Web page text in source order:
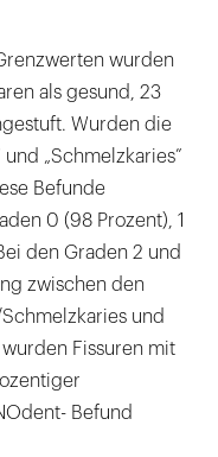
wurden
als gesund, 23
Wurden die
„Schmelzkaries”
Befunde
0 (98 Prozent), 1
den Graden 2 und
zwischen den
und
Fissuren mit
Befund